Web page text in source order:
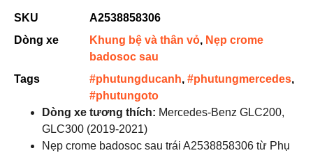
SKU
A2538858306
Dòng xe
Khung bệ và thân vỏ, Nẹp crome
badosoc sau
Tags
#phutungducanh, #phutungmercedes,
#phutungoto
Dòng xe tương thích: Mercedes-Benz GLC200,
GLC300 (2019-2021)
Nẹp crome badosoc sau trái A2538858306 từ Phụ